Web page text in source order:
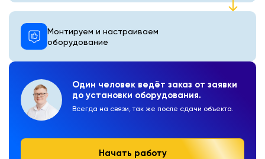
Один человек ведёт заказ от заявки
до установки оборудования.
Всегда на связи, так же после сдачи объекта.
Начать работу
Монтируем и настраиваем
оборудование